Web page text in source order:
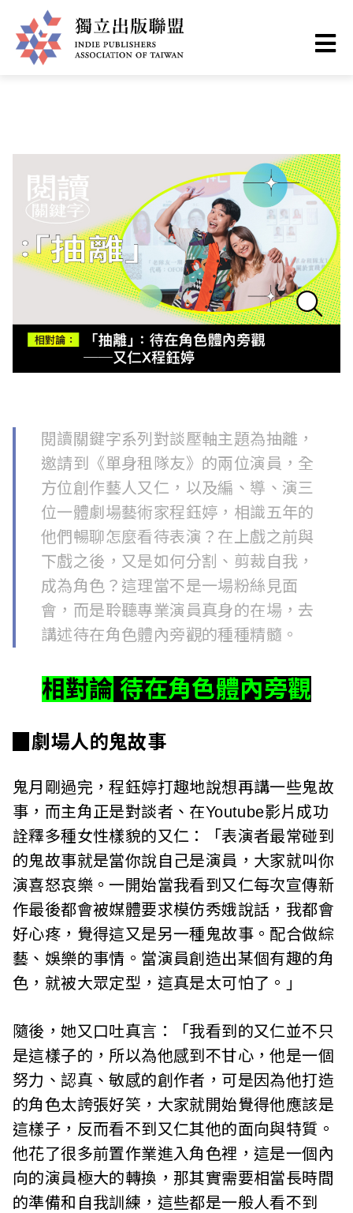
to
main
d
e
P
b
s
s
i
a
t
i
o
n
o
f
T
a
i
w
a
n
You
are
Home ❯ 出版現場
閱讀關鍵字系列對談壓軸主題為抽離，
邀請到《單身租隊友》的兩位演員，全
方位創作藝人又仁，以及編、導、演三
位一體劇場藝術家程鈺婷，相識五年的
他們暢聊怎麼看待表演？在上戲之前與
下戲之後，又是如何分割、剪裁自我，
成為角色？這理當不是一場粉絲見面
會，而是聆聽專業演員真身的在場，去
講述待在角色體內旁觀的種種精髓。
相對論 待在角色體內旁觀
▉劇場人的鬼故事
鬼月剛過完，程鈺婷打趣地說想再講一些鬼故
事，而主角正是對談者、在Youtube影片成功
詮釋多種女性樣貌的又仁：「表演者最常碰到
的鬼故事就是當你說自己是演員，大家就叫你
演喜怒哀樂。一開始當我看到又仁每次宣傳新
作最後都會被媒體要求模仿秀娥說話，我都會
好心疼，覺得這又是另一種鬼故事。配合做綜
藝、娛樂的事情。當演員創造出某個有趣的角
色，就被大眾定型，這真是太可怕了。」
隨後，她又口吐真言：「我看到的又仁並不只
是這樣子的，所以為他感到不甘心，他是一個
努力、認真、敏感的創作者，可是因為他打造
的角色太誇張好笑，大家就開始覺得他應該是
這樣子，反而看不到又仁其他的面向與特質。
他花了很多前置作業進入角色裡，這是一個內
向的演員極大的轉換，那其實需要相當長時間
的準備和自我訓練，這些都是一般人看不到